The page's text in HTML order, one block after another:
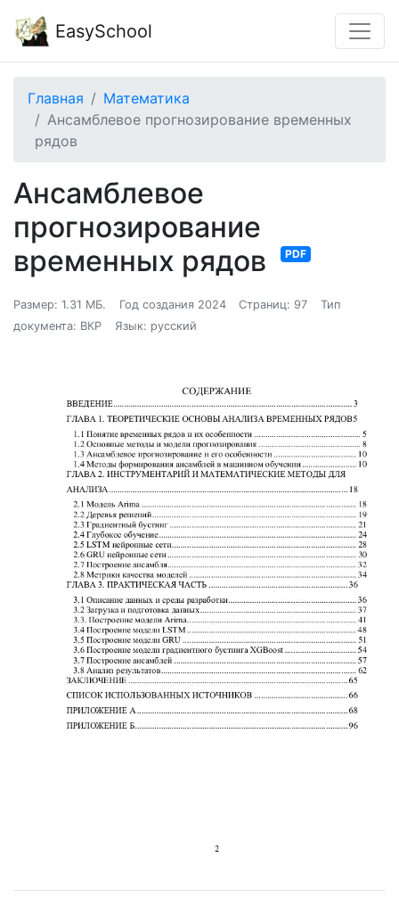
EasySchool
Главная
Математика
Ансамблевое прогнозирование временных
рядов
Ансамблевое
прогнозирование
временных рядов
PDF
Размер: 1.31 МБ. Год создания 2024 Страниц: 97
Тип
документа: ВКР
Язык: русский